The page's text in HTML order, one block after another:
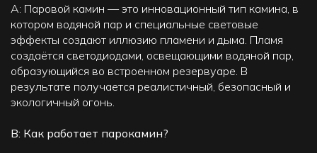
A: Паровой камин — это инновационный тип камина, в
котором водяной пар и специальные световые
эффекты создают иллюзию пламени и дыма. Пламя
создаётся светодиодами, освещающими водяной пар,
образующийся во встроенном резервуаре. В
результате получается реалистичный, безопасный и
экологичный огонь.
В: Как работает парокамин?